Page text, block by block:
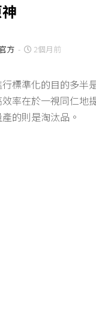
方 - 2個月前
標準化的目的多半
率在於一視同仁地
的則是淘汰品。